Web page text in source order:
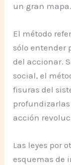
un gran mapa.
El método
sólo entender
del accionar.
social, el
fisuras del
acción
Las leyes por
esquemas de